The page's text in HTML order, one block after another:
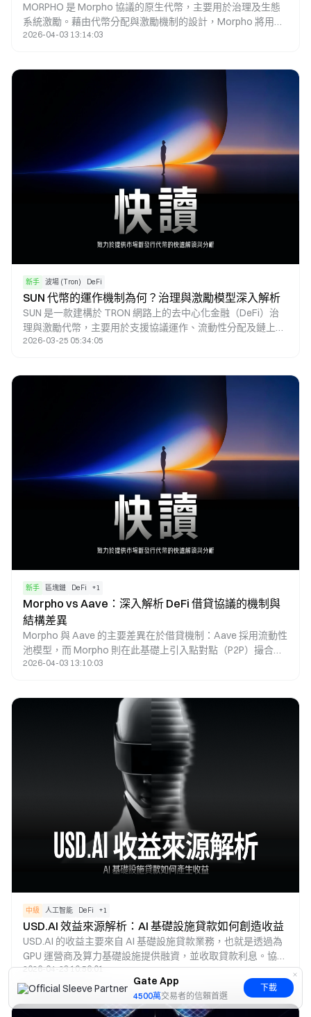
Gate App
4500萬交易者的信賴首選
下載
MORPHO 是 Morpho 協議的原生代幣，主要用於治理及生態
系統激勵。藉由代幣分配與激勵機制的設計，Morpho 將用戶
行為、協議發展與治理權利緊密結合，進而在去中心化借貸體
2026-04-03 13:14:03
新手 波場 (Tron) DeFi
SUN 代幣的運作機制為何？治理與激勵模型深入解析
SUN 是一款建構於 TRON 網路上的去中心化金融（DeFi）治
理與激勵代幣，主要用於支援協議運作、流動性分配及鏈上治
理。在以 TRON 為核心的 DeFi 生態體系中，SUN 涵蓋交易、
2026-03-25 05:34:05
新手 區塊鏈 DeFi +1
Morpho vs Aave：深入解析 DeFi 借貸協議的機制與
結構差異
Morpho 與 Aave 的主要差異在於借貸機制：Aave 採用流動性
池模型，而 Morpho 則在此基礎上引入點對點（P2P）撮合機
制，使其能於相同市場中實現更優化的利率匹配。Aave 作為
本質區分在於「基礎設施」與「效率優化工具」。
2026-04-03 13:10:03
中級 人工智能 DeFi +1
USD.AI 效益來源解析：AI 基礎設施貸款如何創造收益
USD.AI 的收益主要來自 AI 基礎設施貸款業務，也就是透過為
GPU 運營商及算力基礎設施提供融資，並收取貸款利息。協議
會將這些收益分配給收益型資產 sUSDai 的持有者，並透過
CHIP 治理代幣來管理利率與風險參數，進而構建一套以 AI 算
力融資為核心的鏈上收益體系。這種模式能夠讓現實世界 AI
基礎設施的收益轉化為 DeFi 生態中的可持續收益來源。
2026-04-23 10:56:01